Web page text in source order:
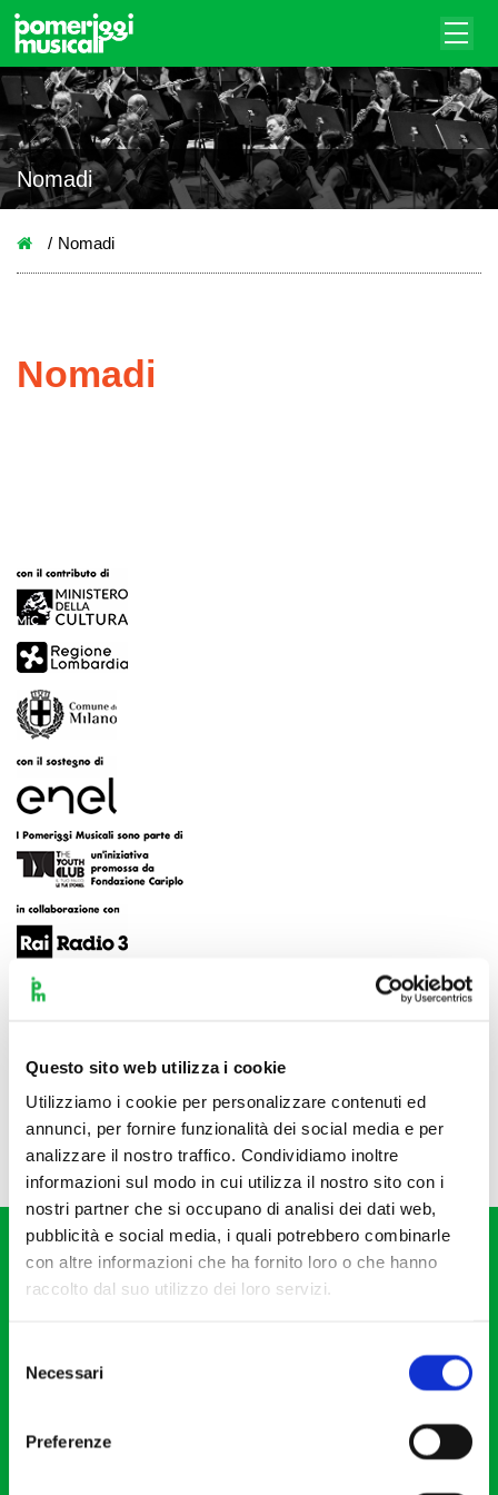
Questo sito web utilizza i cookie
Utilizziamo i cookie per personalizzare contenuti ed
annunci, per fornire funzionalità dei social media e per
analizzare il nostro traffico. Condividiamo inoltre
informazioni sul modo in cui utilizza il nostro sito con i
nostri partner che si occupano di analisi dei dati web,
pubblicità e social media, i quali potrebbero combinarle
con altre informazioni che ha fornito loro o che hanno
raccolto dal suo utilizzo dei loro servizi.
delNecessari
Preferenze
Nomadi
Nomadi
Nomadi
Fondazione I Pomeriggi Musicali
Partita Iva 04410060158